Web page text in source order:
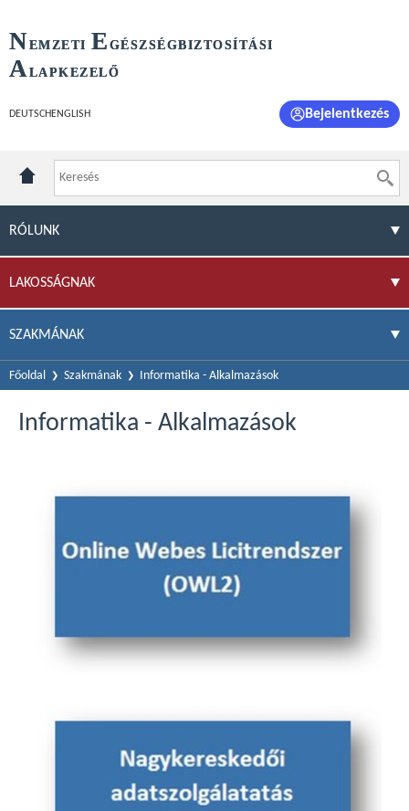
NEMZETI E GÉSZSÉGBIZTOSÍTÁSI
ALAPKEZELŐ
DEUTSCH ENGLISH Bejelentkezés
RÓLUNK
LAKOSSÁGNAK
SZAKMÁNAK
Főoldal Szakmának Informatika - Alkalmazások
Informatika - Alkalmazások